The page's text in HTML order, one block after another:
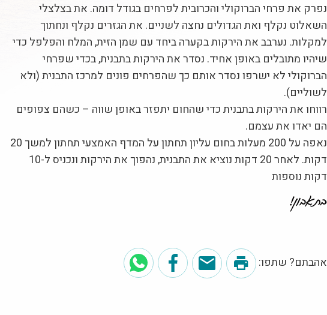
נפרק את פרחי הברוקולי והכרובית לפרחים בגודל דומה. את בצלצלי
השאלוט נקלף ואת הגדולים נחצה לשניים. את הגזרים נקלף ונחתוך
למקלות. נערבב את הירקות בקערה ביחד עם שמן הזית, המלח והפלפל כדי
שיהיו מתובלים באופן אחיד. נסדר את הירקות בתבנית, בכדי שפרחי
הברוקולי לא ישרפו נסדר אותם כך שהפרחים פונים למרכז התבנית (ולא
לשוליים).
רווחו את הירקות בתבנית כדי שהחום יתפזר באופן שווה – כשהם צפופים
הם יאדו את עצמם.
נאפה על 200 מעלות בחום עליון תחתון על המדף האמצעי תחתון למשך 20
דקות. לאחר 20 דקות נוציא את התבנית, נהפוך את הירקות ונכניס ל-10
דקות נוספות
אהבתם? שתפו: